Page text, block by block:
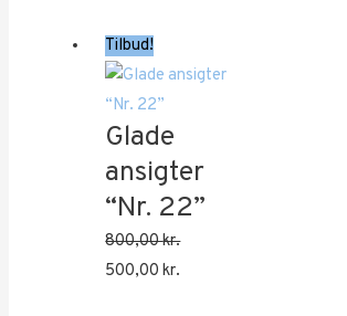
Tilbud!
Glade
ansigter
“Nr. 22”
800,00kr.
Den
500,00kr.